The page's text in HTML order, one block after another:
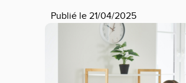
Publié le 21/04/2025